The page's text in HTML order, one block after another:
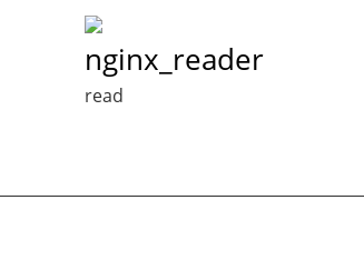
nginx_reader
read